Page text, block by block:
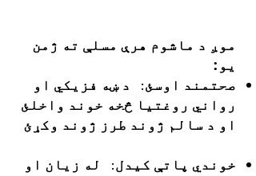
موږ د ماشوم هرې مسلې ته ژمن
یو:
صحتمند اوسئ: د ښه فزیکي او
رواني روغتیا څخه خوند واخلئ
او د سالم ژوند طرز ژوند وکړئ
خوندي پاتې کیدل: له زیان او